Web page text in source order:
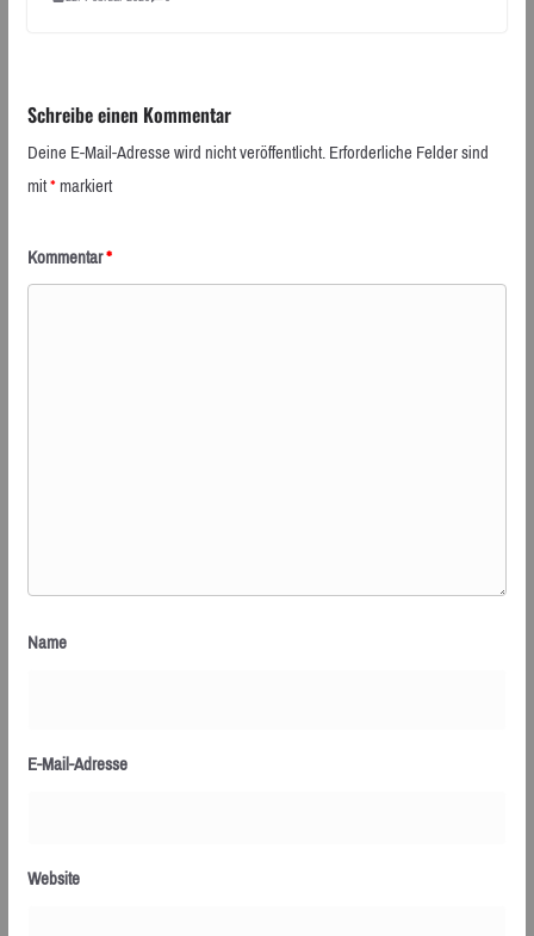
Schreibe einen Kommentar
Deine E-Mail-Adresse wird nicht veröffentlicht.Erforderliche Felder sind
mit*markiert
Kommentar*
Name
E-Mail-Adresse
Website